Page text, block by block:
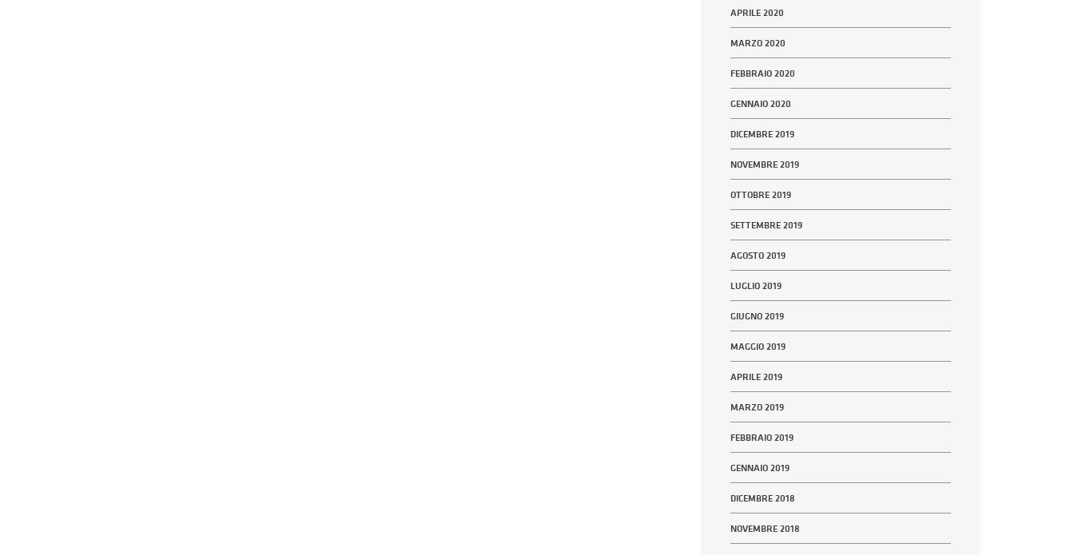
APRILE 2020
MARZO 2020
FEBBRAIO 2020
GENNAIO 2020
DICEMBRE 2019
NOVEMBRE 2019
OTTOBRE 2019
SETTEMBRE 2019
AGOSTO 2019
LUGLIO 2019
GIUGNO 2019
MAGGIO 2019
APRILE 2019
MARZO 2019
FEBBRAIO 2019
GENNAIO 2019
DICEMBRE 2018
NOVEMBRE 2018